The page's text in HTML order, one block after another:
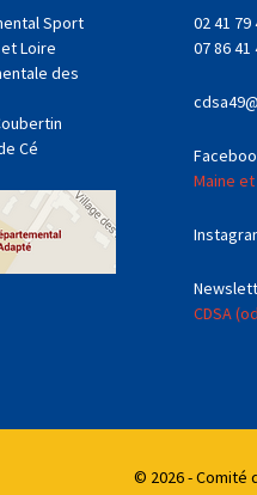
Sport
Loire
des
Cé
02 41 79
07 86 41
Maine
CDSA
© 2026 - Comité